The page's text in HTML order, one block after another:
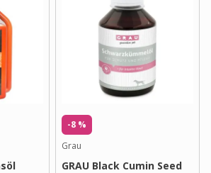
-8 %
Grau
GRAU Black Cumin Seed